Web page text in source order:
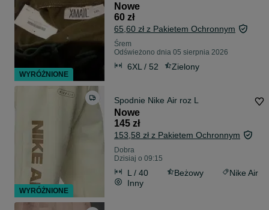
Nowe
60 zł
65,60 zł z Pakietem Ochronnym
Śrem
Odświeżono dnia 05 sierpnia 2026
6XL / 52 Zielony
Spodnie Nike Air roz L
Nowe
145 zł
153,58 zł z Pakietem Ochronnym
Dobra
Dzisiaj o 09:15
L / 40 Beżowy
Nike Air
Inny
WYRÓŻNIONE
WYRÓŻNIONE